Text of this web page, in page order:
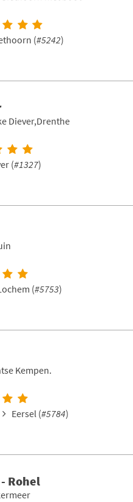
(#5242)
Diever,Drenthe
(#1327)
(#5753)
Kempen.
Eersel (#5784)
Rohel